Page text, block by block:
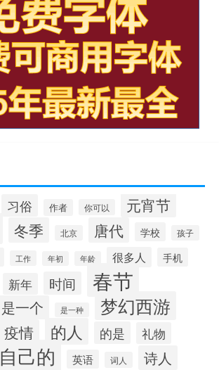
习俗 作者 你可以 元宵节
冬季 北京 唐代 学校 孩子
工作 年初 年龄 很多人 手机
新年 时间 春节
是一个 是一种 梦幻西游
疫情 的人 的是
礼物
自己的 英语 词人 诗人